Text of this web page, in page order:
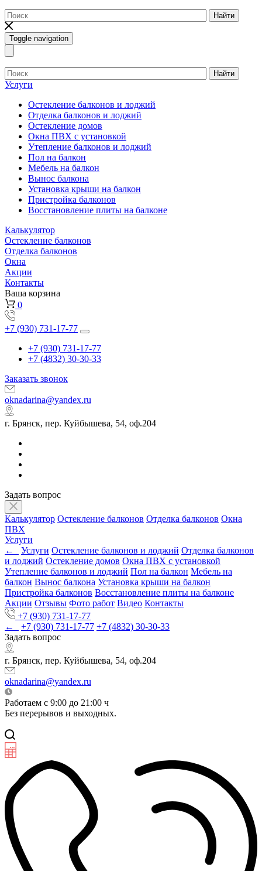
Найти
Toggle navigation
Найти
Услуги
Остекление балконов и лоджий
Отделка балконов и лоджий
Остекление домов
Окна ПВХ с установкой
Утепление балконов и лоджий
Пол на балкон
Мебель на балкон
Вынос балкона
Установка крыши на балкон
Пристройка балконов
Восстановление плиты на балконе
Калькулятор
Остекление балконов
Отделка балконов
Окна
Акции
Контакты
Ваша корзина
0
+7 (930) 731-17-77
+7 (930) 731-17-77
+7 (4832) 30-30-33
Заказать звонок
oknadarina@yandex.ru
г. Брянск, пер. Куйбышева, 54, оф.204
Задать вопрос
Калькулятор Остекление балконов Отделка балконов Окна
ПВХ
Услуги
←
Услуги Остекление балконов и лоджий Отделка балконов
и лоджий Остекление домов Окна ПВХ с установкой
Утепление балконов и лоджий Пол на балкон Мебель на
балкон Вынос балкона Установка крыши на балкон
Пристройка балконов Восстановление плиты на балконе
Акции Отзывы Фото работ Видео Контакты
+7 (930) 731-17-77
←
+7 (930) 731-17-77 +7 (4832) 30-30-33
Задать вопрос
г. Брянск, пер. Куйбышева, 54, оф.204
oknadarina@yandex.ru
Работаем с 9:00 до 21:00 ч
Без перерывов и выходных.